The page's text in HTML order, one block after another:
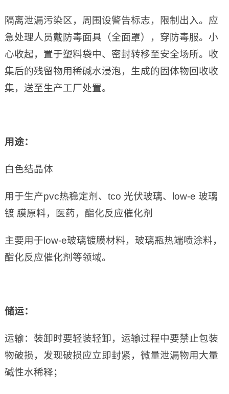
隔离泄漏污染区，周围设警告标志，限制出入。应
急处理人员戴防毒面具（全面罩），穿防毒服。小
心收起，置于塑料袋中、密封转移至安全场所。收
集后的残留物用稀碱水浸泡，生成的固体物回收收
集，送至生产工厂处置。
用途：
白色结晶体
用于生产pvc热稳定剂、tco 光伏玻璃、low-e 玻璃
镀 膜原料，医药，酯化反应催化剂
主要用于low-e玻璃镀膜材料，玻璃瓶热端喷涂料，
酯化反应催化剂等领域。
储运：
运输：装卸时要轻装轻卸，运输过程中要禁止包装
物破损，发现破损应立即封紧，微量泄漏物用大量
碱性水稀释；